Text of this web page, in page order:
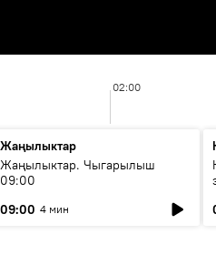
02:00
Жаңылыктар
Жаңылыктар. Чыгарылыш
09:00
09:00 4 мин